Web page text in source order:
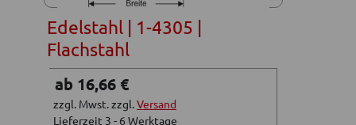
Edelstahl | 1-4305 |
Flachstahl
ab 16,66 €
zzgl. Mwst. zzgl.Versand
Lieferzeit 3 - 6 Werktage